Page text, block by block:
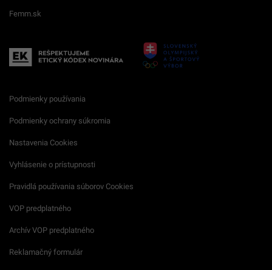
Femm.sk
Podmienky používania
Podmienky ochrany súkromia
Nastavenia Cookies
Vyhlásenie o prístupnosti
Pravidlá používania súborov Cookies
VOP predplatného
Archív VOP predplatného
Reklamačný formulár